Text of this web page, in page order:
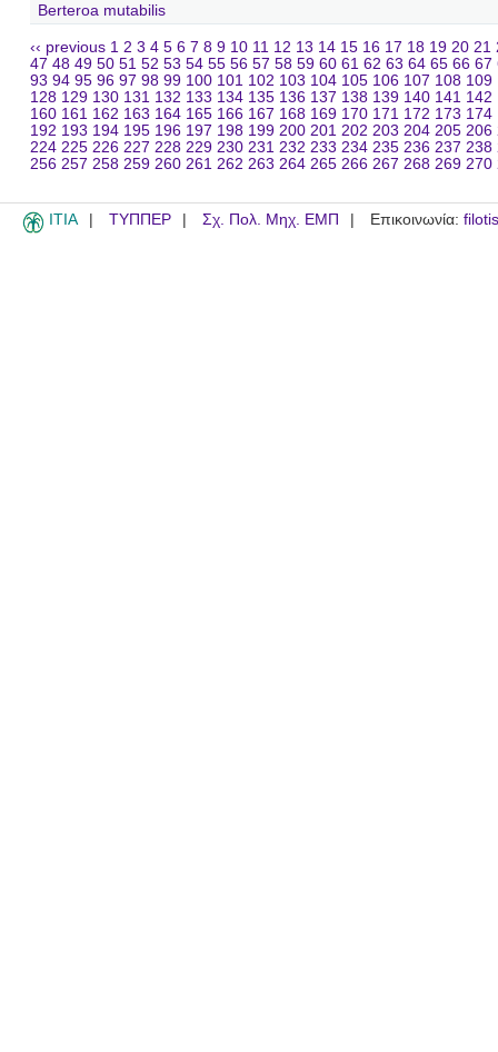
Berteroa mutabilis
‹‹ previous 1 2 3 4 5 6 7 8 9 10 11 12 13 14 15 16 17 18 19 20 21
47 48 49 50 51 52 53 54 55 56 57 58 59 60 61 62 63 64 65 66 67
93 94 95 96 97 98 99 100 101 102 103 104 105 106 107 108 109
128 129 130 131 132 133 134 135 136 137 138 139 140 141 142
160 161 162 163 164 165 166 167 168 169 170 171 172 173 174
192 193 194 195 196 197 198 199 200 201 202 203 204 205 206
224 225 226 227 228 229 230 231 232 233 234 235 236 237 238
256 257 258 259 260 261 262 263 264 265 266 267 268 269 270
ITIA ΤΥΠΠΕΡ Σχ. Πολ. Μηχ. ΕΜΠ Επικοινωνία: